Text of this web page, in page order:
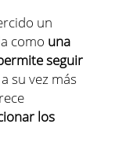
un
como una
seguir
su vez más
los